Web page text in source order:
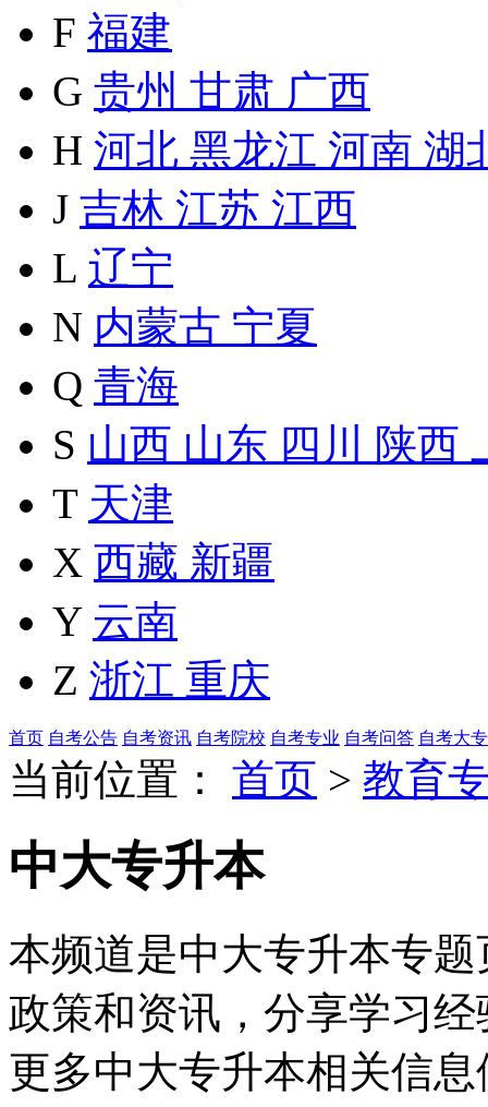
F 福建
G 贵州 甘肃 广西
H 河北 黑龙江 河南 湖
J 吉林 江苏 江西
L 辽宁
N 内蒙古 宁夏
Q 青海
S 山西 山东 四川 陕西
T 天津
X 西藏 新疆
Y 云南
Z 浙江 重庆
首页 自考公告 自考资讯 自考院校 自考专业 自考问答 自考大专
当前位置： 首页 > 教育
中大专升本
本频道是中大专升本专
政策和资讯，分享学习
更多中大专升本相关信